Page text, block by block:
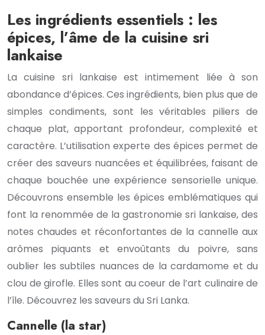
Les ingrédients essentiels : les
épices, l’âme de la cuisine sri
lankaise
La cuisine sri lankaise est intimement liée à son
abondance d’épices. Ces ingrédients, bien plus que de
simples condiments, sont les véritables piliers de
chaque plat, apportant profondeur, complexité et
caractère. L’utilisation experte des épices permet de
créer des saveurs nuancées et équilibrées, faisant de
chaque bouchée une expérience sensorielle unique.
Découvrons ensemble les épices emblématiques qui
font la renommée de la gastronomie sri lankaise, des
notes chaudes et réconfortantes de la cannelle aux
arômes piquants et envoûtants du poivre, sans
oublier les subtiles nuances de la cardamome et du
clou de girofle. Elles sont au coeur de l’art culinaire de
l’île. Découvrez les saveurs du Sri Lanka.
Cannelle (la star)